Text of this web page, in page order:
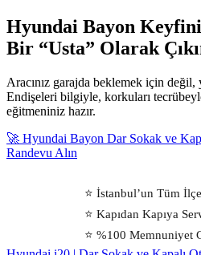
Hyundai Bayon
Bir “Usta” Olarak
Aracınız garajda beklemek için
Endişeleri bilgiyle, korkuları
eğitmeniniz hazır.
🚀 Hyundai Bayon Dar Sokak ve
Randevu Alın
⭐ İstanbul’un Tüm
⭐ Kapıdan Kapıya
⭐ %100 Memnuniyet